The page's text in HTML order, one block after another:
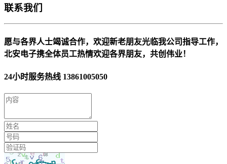
联系我们
愿与各界人士竭诚合作，欢迎新老朋友光临我公司指导工作，
北安电子携全体员工热情欢迎各界朋友，共创伟业！
24小时服务热线 13861005050